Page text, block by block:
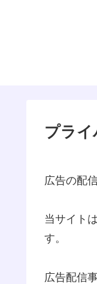
プラ
広告の配
当サイト
す。
広告配信